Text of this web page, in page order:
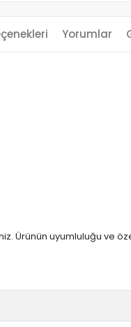
Yorumlar
Ürünün uyumluluğu